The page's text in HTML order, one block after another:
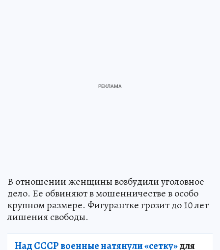
В отношении женщины возбудили уголовное
дело. Ее обвиняют в мошенничестве в особо
крупном размере. Фигурантке грозит до 10 лет
лишения свободы.
Над СССР военные натянули «сетку»для